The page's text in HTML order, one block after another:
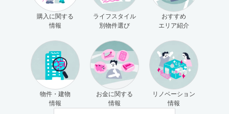
購入に関する
情報
ライフスタイル
別物件選び
おすすめ
エリア紹介
物件・建物
情報
お金に関する
情報
リノベーション
情報